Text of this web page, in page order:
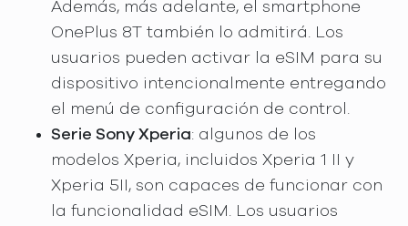
Además, más adelante, el smartphone
OnePlus 8T también lo admitirá. Los
usuarios pueden activar la eSIM para su
dispositivo intencionalmente entregando
el menú de configuración de control.
Serie Sony Xperia: algunos de los
modelos Xperia, incluidos Xperia 1 II y
Xperia 5II, son capaces de funcionar con
la funcionalidad eSIM. Los usuarios